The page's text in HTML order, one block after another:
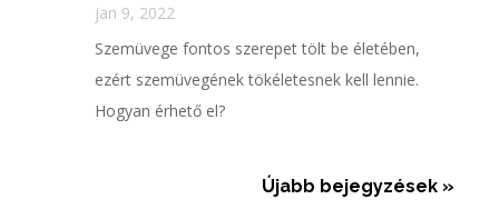
jan 9, 2022
Szemüvege fontos szerepet tölt be életében,
ezért szemüvegének tökéletesnek kell lennie.
Hogyan érhető el?
Újabb bejegyzések »